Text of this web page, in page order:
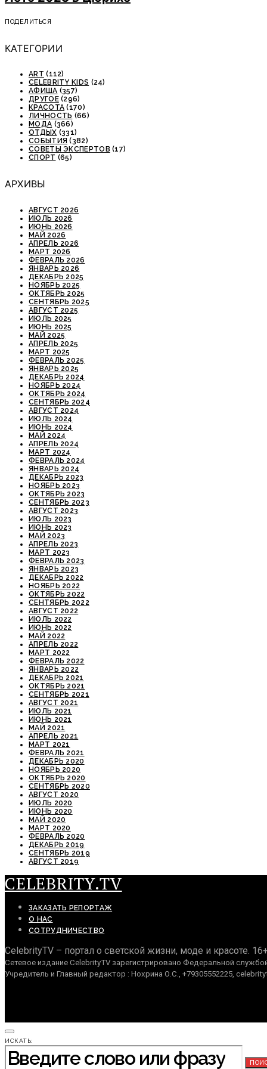
ПОДЕЛИТЬСЯ
КАТЕГОРИИ
ART (112)
CELEBRITY KIDS (24)
АФИША (357)
ДРУГОЕ(296)
КРАСОТА (170)
ЛИЧНОСТЬ (66)
МОДА (366)
ОТДЫХ (331)
СОБЫТИЯ (382)
СОВЕТЫ ЭКСПЕРТОВ (17)
СПОРТ (65)
АРХИВЫ
АВГУСТ 2026
ИЮЛЬ 2026
ИЮНЬ 2026
МАЙ 2026
АПРЕЛЬ 2026
МАРТ 2026
ФЕВРАЛЬ 2026
ЯНВАРЬ 2026
ДЕКАБРЬ 2025
НОЯБРЬ 2025
ОКТЯБРЬ 2025
СЕНТЯБРЬ 2025
АВГУСТ 2025
ИЮЛЬ 2025
ИЮНЬ 2025
МАЙ 2025
АПРЕЛЬ 2025
МАРТ 2025
ФЕВРАЛЬ 2025
ЯНВАРЬ 2025
ДЕКАБРЬ 2024
НОЯБРЬ 2024
ОКТЯБРЬ 2024
СЕНТЯБРЬ 2024
АВГУСТ 2024
ИЮЛЬ 2024
ИЮНЬ 2024
МАЙ 2024
АПРЕЛЬ 2024
МАРТ 2024
ФЕВРАЛЬ 2024
ЯНВАРЬ 2024
ДЕКАБРЬ 2023
НОЯБРЬ 2023
ОКТЯБРЬ 2023
СЕНТЯБРЬ 2023
АВГУСТ 2023
ИЮЛЬ 2023
ИЮНЬ 2023
МАЙ 2023
АПРЕЛЬ 2023
МАРТ 2023
ФЕВРАЛЬ 2023
ЯНВАРЬ 2023
ДЕКАБРЬ 2022
НОЯБРЬ 2022
ОКТЯБРЬ 2022
СЕНТЯБРЬ 2022
АВГУСТ 2022
ИЮЛЬ 2022
ИЮНЬ 2022
МАЙ 2022
АПРЕЛЬ 2022
МАРТ 2022
ФЕВРАЛЬ 2022
ЯНВАРЬ 2022
ДЕКАБРЬ 2021
ОКТЯБРЬ 2021
СЕНТЯБРЬ 2021
АВГУСТ 2021
ИЮЛЬ 2021
ИЮНЬ 2021
МАЙ 2021
АПРЕЛЬ 2021
МАРТ 2021
ФЕВРАЛЬ 2021
ДЕКАБРЬ 2020
НОЯБРЬ 2020
ОКТЯБРЬ 2020
СЕНТЯБРЬ 2020
АВГУСТ 2020
ИЮЛЬ 2020
ИЮНЬ 2020
МАЙ 2020
МАРТ 2020
ФЕВРАЛЬ 2020
ДЕКАБРЬ 2019
СЕНТЯБРЬ 2019
АВГУСТ 2019
CELEBRITY.TV
ЗАКАЗАТЬ РЕПОРТАЖ
О НАС
СОТРУДНИЧЕСТВО
CelebrityTV – портал о светской жизни, моде и красоте.
Сетевое издание CelebrityTV зарегистрировано Федеральной
Учредитель и Главный редактор : Нохрина О.С., +79305552225,
ИСКАТЬ: